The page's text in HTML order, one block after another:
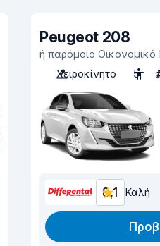
Peugeot 208
ή παρόμοιο Οικονομικό
Χειροκίνητο
5
8,1 Καλή